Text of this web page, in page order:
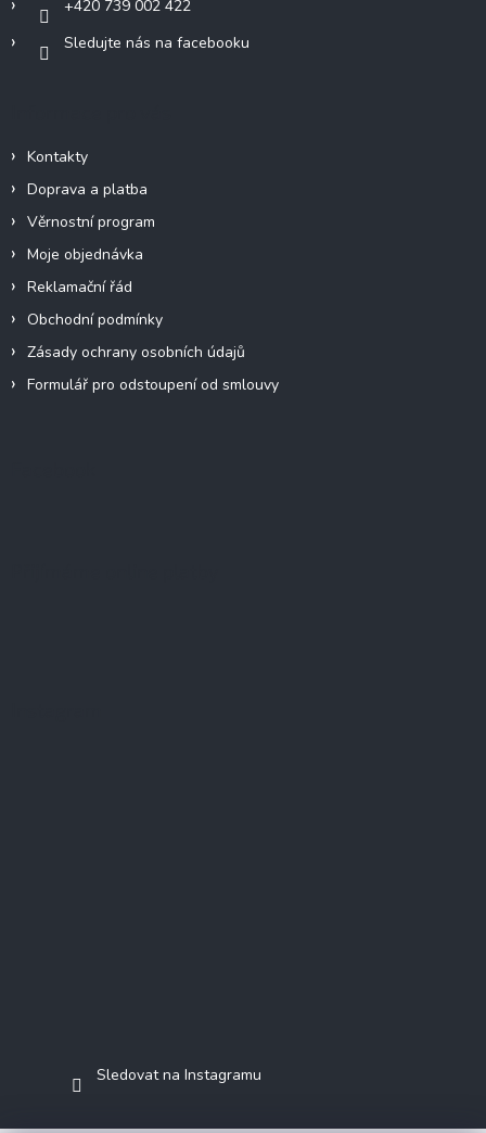
+420 739 002 422
Sledujte nás na facebooku
Kontakty
Doprava a platba
Věrnostní program
Moje objednávka
Reklamační řád
Obchodní podmínky
Zásady ochrany osobních údajů
Formulář pro odstoupení od smlouvy
Sledovat na Instagramu